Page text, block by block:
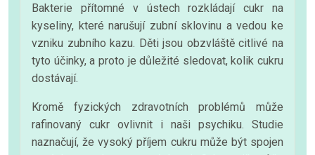
Bakterie přítomné v ústech rozkládají cukr na
kyseliny, které narušují zubní sklovinu a vedou ke
vzniku zubního kazu. Děti jsou obzvláště citlivé na
tyto účinky, a proto je důležité sledovat, kolik cukru
dostávají.
Kromě fyzických zdravotních problémů může
rafinovaný cukr ovlivnit i naši psychiku. Studie
naznačují, že vysoký příjem cukru může být spojen